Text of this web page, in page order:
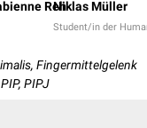
Reh
Niklas Müller
Student/in der
Fingermittelgelenk
PIPJ